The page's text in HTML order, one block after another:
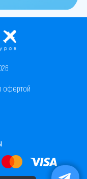
офертой